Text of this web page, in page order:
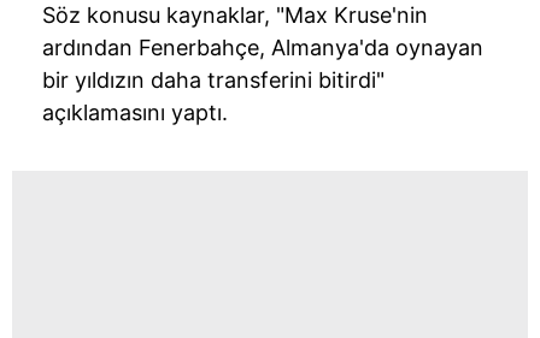
Söz konusu kaynaklar, "Max Kruse'nin
ardından Fenerbahçe, Almanya'da oynayan
bir yıldızın daha transferini bitirdi"
açıklamasını yaptı.